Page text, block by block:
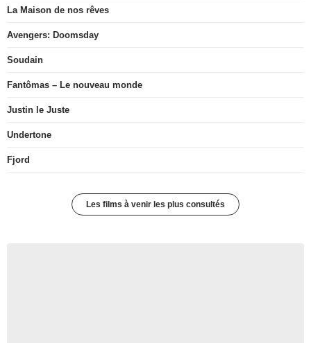
La Maison de nos rêves
Avengers: Doomsday
Soudain
Fantômas – Le nouveau monde
Justin le Juste
Undertone
Fjord
Les films à venir les plus consultés